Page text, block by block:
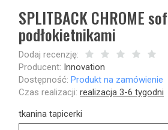
SPLITBACK CHROME
podłokietnikami
Dodaj recenzję:
Producent: Innovation
Dostępność: Produkt na zamówienie
Czas realizacji: realizacja 3-6 tygodni
tkanina tapicerki